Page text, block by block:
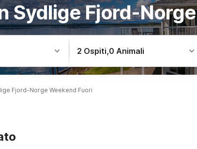
Sydlige Fjord-Norge
2 Ospiti,0 Animali
Fjord-Norge Weekend Fuori